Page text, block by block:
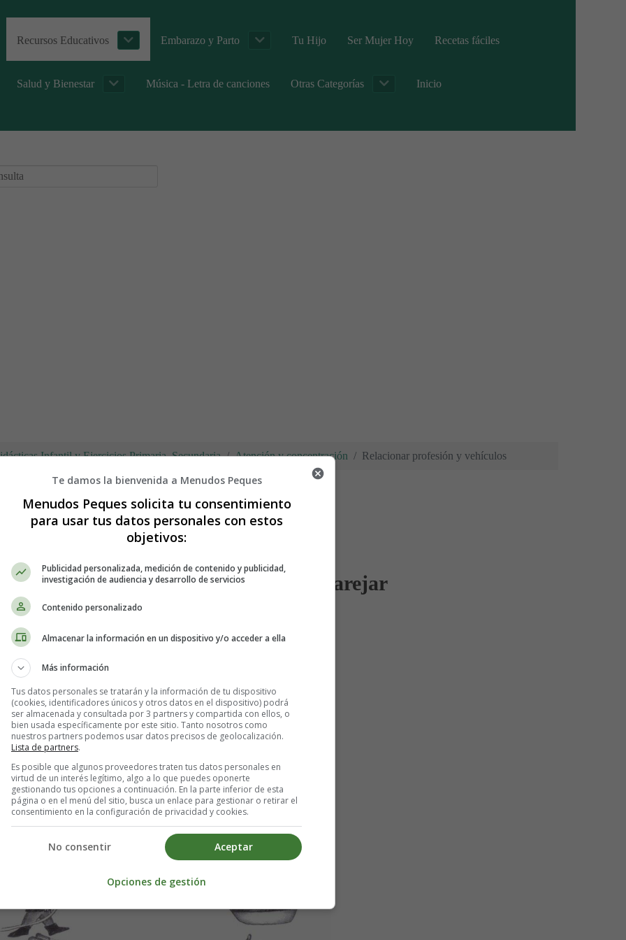
Recursos Educativos Embarazo y Parto Tu Hijo Ser Mujer Hoy Recetas fáciles
Salud y Bienestar Música - Letra de canciones Otras Categorías Inicio
Infantil y Ejercicios Primaria, Secundaria Atención y concentración Relacionar profesión y vehículos
Educativos - Educación Infantil - Emparejar
Pedir al niño o niña que una cada profesión con su vehículo.
Para imprimir lasfichas infantiles guarda primero en el ordenador.
Te damos la bienvenida a Menudos Peques
Menudos Peques solicita tu consentimiento
para usar tus datos personales con estos
objetivos:
Publicidad personalizada, medición de contenido y publicidad,
investigación de audiencia y desarrollo de servicios
Contenido personalizado
Almacenar la información en un dispositivo y/o acceder a ella
Más información
Tus datos personales se tratarán y la información de tu dispositivo
(cookies, identificadores únicos y otros datos en el dispositivo) podrá
ser almacenada y consultada por 3 partners y compartida con ellos, o
bien usada específicamente por este sitio. Tanto nosotros como
nuestros partners podemos usar datos precisos de geolocalización.
Lista de partners.
Es posible que algunos proveedores traten tus datos personales en
virtud de un interés legítimo, algo a lo que puedes oponerte
gestionando tus opciones a continuación. En la parte inferior de esta
página o en el menú del sitio, busca un enlace para gestionar o retirar el
consentimiento en la configuración de privacidad y cookies.
Aceptar
No consentir
Opciones de gestión